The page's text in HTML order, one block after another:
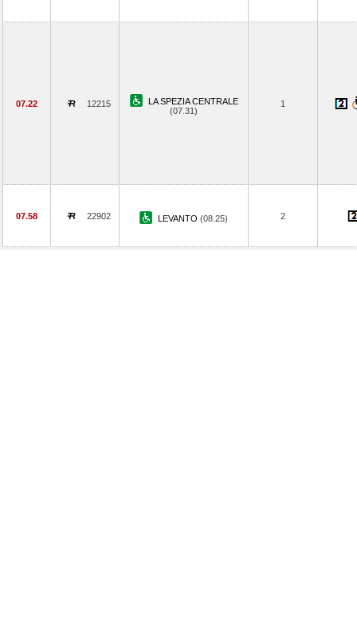
07.22 12215
LA SPEZIA CENTRALE
(07.31)
1
07.58 22902 LEVANTO (08.25) 2